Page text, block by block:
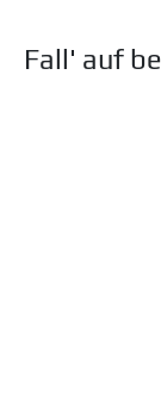
Fall' auf